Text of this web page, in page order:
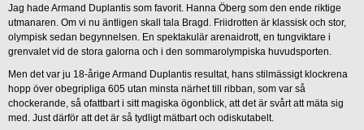
Jag hade Armand Duplantis som favorit. Hanna Öberg som den ende riktige
utmanaren. Om vi nu äntligen skall tala Bragd. Friidrotten är klassisk och stor,
olympisk sedan begynnelsen. En spektakulär arenaidrott, en tungviktare i
grenvalet vid de stora galorna och i den sommarolympiska huvudsporten.
Men det var ju 18-årige Armand Duplantis resultat, hans stilmässigt klockrena
hopp över obegripliga 605 utan minsta närhet till ribban, som var så
chockerande, så ofattbart i sitt magiska ögonblick, att det är svårt att mäta sig
med. Just därför att det är så tydligt mätbart och odiskutabelt.